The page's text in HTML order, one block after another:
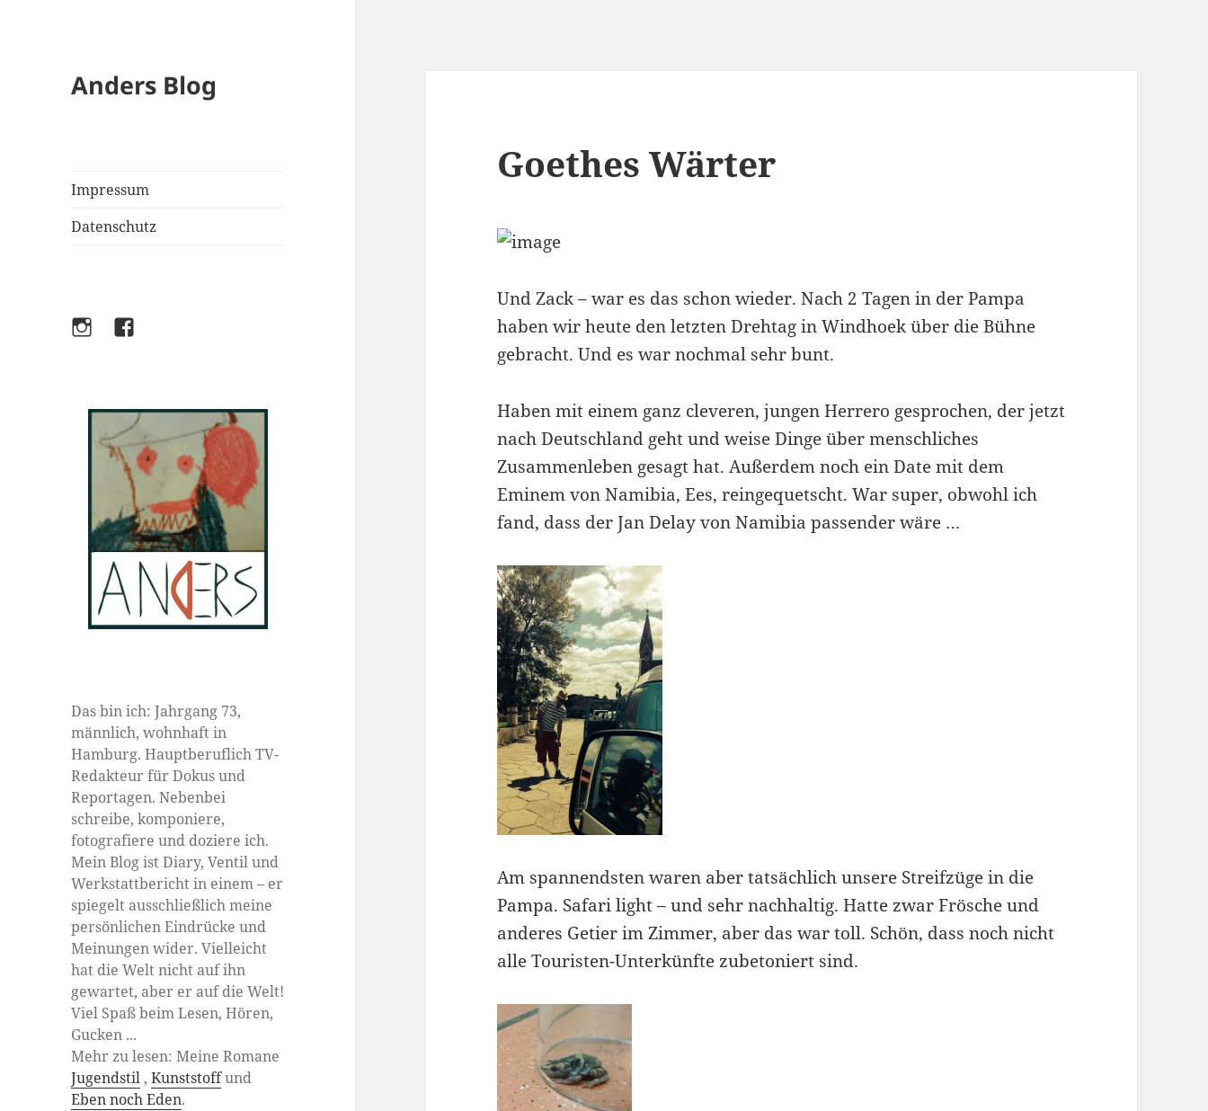
Anders Blog
Impressum
Datenschutz
InstagramFacebook
Das bin ich: Jahrgang 73,
männlich, wohnhaft in
Hamburg. Hauptberuflich TV-
Redakteur für Dokus und
Reportagen. Nebenbei
schreibe, komponiere,
fotografiere und doziere ich.
Mein Blog ist Diary, Ventil und
Werkstattbericht in einem – er
spiegelt ausschließlich meine
persönlichen Eindrücke und
Meinungen wider. Vielleicht
hat die Welt nicht auf ihn
gewartet, aber er auf die Welt!
Viel Spaß beim Lesen, Hören,
Gucken ...
Mehr zu lesen: Meine Romane
Jugendstil ,Kunststoffund
Eben noch Eden.
Goethes Wärter
Und Zack – war es das schon wieder. Nach 2 Tagen in der Pampa
haben wir heute den letzten Drehtag in Windhoek über die Bühne
gebracht. Und es war nochmal sehr bunt.
Haben mit einem ganz cleveren, jungen Herrero gesprochen, der jetzt
nach Deutschland geht und weise Dinge über menschliches
Zusammenleben gesagt hat. Außerdem noch ein Date mit dem
Eminem von Namibia, Ees, reingequetscht. War super, obwohl ich
fand, dass der Jan Delay von Namibia passender wäre …
Am spannendsten waren aber tatsächlich unsere Streifzüge in die
Pampa. Safari light – und sehr nachhaltig. Hatte zwar Frösche und
anderes Getier im Zimmer, aber das war toll. Schön, dass noch nicht
alle Touristen-Unterkünfte zubetoniert sind.